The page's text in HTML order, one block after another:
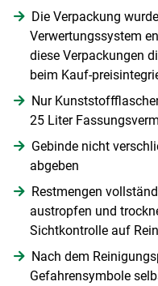
Die Verpackung
Verwertungssystem
diese Verpackungen
beim Kauf-
Nur
25 Liter
Gebinde nicht
abgeben
Restmengen
austropfen und
Sichtkontrolle auf
Nach dem
Gefahrensymbole